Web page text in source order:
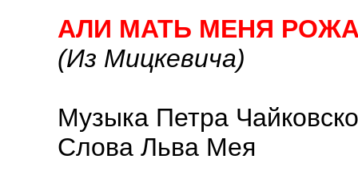
АЛИ МАТЬ МЕНЯ
(Из Мицкевича)
Музыка Петра
Слова Льва Мея